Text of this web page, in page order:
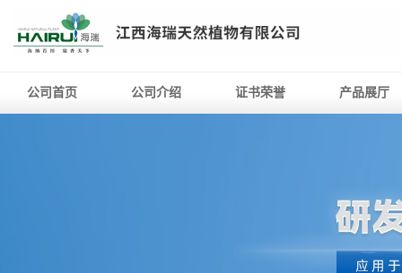
公司首页 公司介绍 证书荣誉 产品展厅